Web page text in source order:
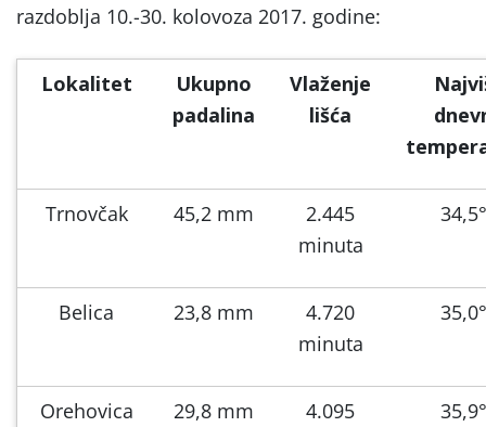
razdoblja 10.-30. kolovoza 2017. godine:
Lokalitet
Ukupno
padalina
Vlaženje
lišća
Trnovčak 45,2 mm
2.445
minuta
Belica 23,8 mm
4.720
minuta
Orehovica 29,8 mm
4.095